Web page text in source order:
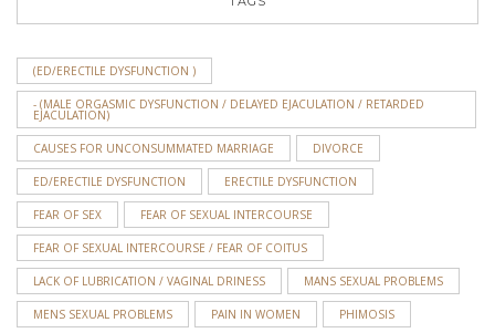
(ED/ERECTILE DYSFUNCTION )
- (MALE ORGASMIC DYSFUNCTION / DELAYED EJACULATION / RETARDED
EJACULATION)
CAUSES FOR UNCONSUMMATED MARRIAGE DIVORCE
ED/ERECTILE DYSFUNCTION ERECTILE DYSFUNCTION
FEAR OF SEX FEAR OF SEXUAL INTERCOURSE
FEAR OF SEXUAL INTERCOURSE / FEAR OF COITUS
LACK OF LUBRICATION / VAGINAL DRINESS MANS SEXUAL PROBLEMS
MENS SEXUAL PROBLEMS PAIN IN WOMEN PHIMOSIS